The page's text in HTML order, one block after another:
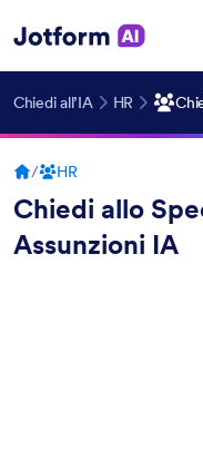
Chiedi all’IA HR
/ HR
Chiedi allo
Assunzioni IA